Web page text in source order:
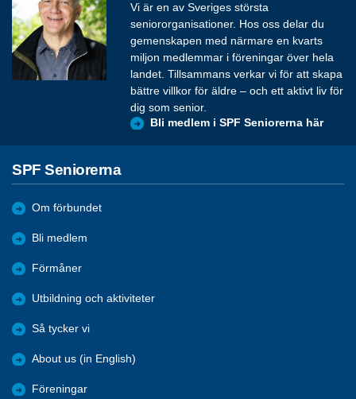
Vi är en av Sveriges största
seniororganisationer. Hos oss delar du
gemenskapen med närmare en kvarts
miljon medlemmar i föreningar över hela
landet. Tillsammans verkar vi för att skapa
bättre villkor för äldre – och ett aktivt liv för
dig som senior.
Bli medlem i SPF Seniorerna här
SPF Seniorerna
Om förbundet
Bli medlem
Förmåner
Utbildning och aktiviteter
Så tycker vi
About us (in English)
Föreningar